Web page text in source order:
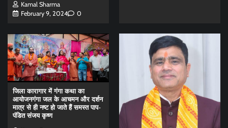
Kamal Sharma
February 9, 2024
0
जिला कारागार में गंगा कथा का
आयोजनगंगा जल के आचमन और दर्शन
मात्र से ही नष्ट हो जाते हैं समस्त पाप-
पंडित संजय कृष्ण